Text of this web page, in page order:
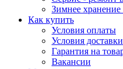
Зимнее
Как купить
Условия оплаты
Условия доставки
Гарантия на
Вакансии